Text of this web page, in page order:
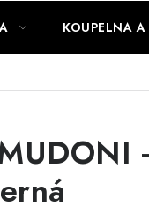
KOUPELNA